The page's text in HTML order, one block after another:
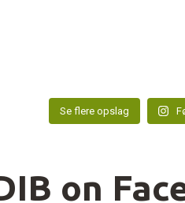
Se flere opslag
on